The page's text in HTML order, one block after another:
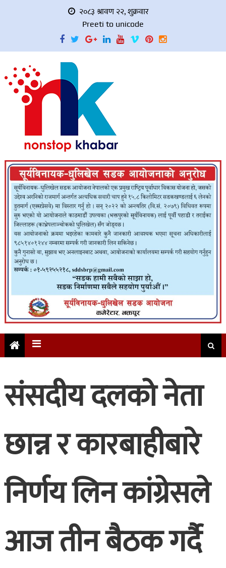
२०८३ श्रावण २२, शुक्रवार
Preeti to unicode
संसदीय दलको नेता
छान्न र कारबाहीबारे
निर्णय लिन कांग्रेसले
आज तीन बैठक गर्दै